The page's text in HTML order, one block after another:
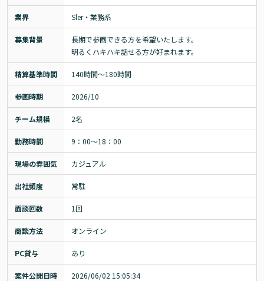
業界 Sler・業務系
募集背景
長期で参画できる方を希望いたします。
明るくハキハキ話せる方が好まれます。
精算基準時間 140時間〜180時間
参画時期 2026/10
チーム規模 2名
勤務時間 9：00～18：00
現場の雰囲気 カジュアル
出社頻度 常駐
面談回数 1回
商談方法 オンライン
PC貸与 あり
案件公開日時 2026/06/02 15:05:34